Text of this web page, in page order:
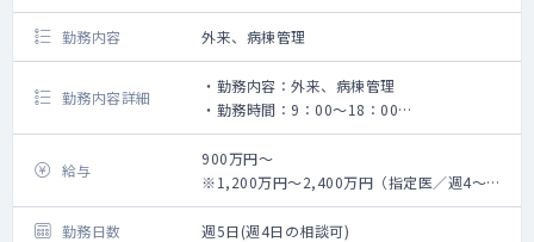
勤務内容 外来、病棟管理
勤務内容詳細
・勤務内容：外来、病棟管理
・勤務時間：9：00～18：00
・外来コマ ：2コマ
・対応数 ：10～30名/コマ
・病棟管理：20～30床
・主な疾患：うつ病、統合失調症、認知症、
ADHD
給与
900万円～
※1,200万円～2,400万円（指定医／週4～5
日勤務の場合）
勤務日数
週5日(週4日の相談可)